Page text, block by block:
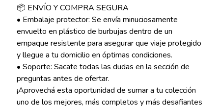
📦 ENVÍO Y COMPRA SEGURA
• Embalaje protector: Se envía minuciosamente
envuelto en plástico de burbujas dentro de un
empaque resistente para asegurar que viaje protegido
y llegue a tu domicilio en óptimas condiciones.
• Soporte: Sacate todas las dudas en la sección de
preguntas antes de ofertar.
¡Aprovechá esta oportunidad de sumar a tu colección
uno de los mejores, más completos y más desafiantes